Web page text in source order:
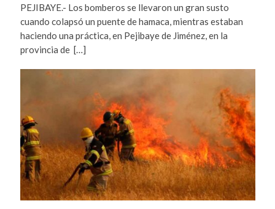
PEJIBAYE.- Los bomberos se llevaron un gran susto
cuando colapsó un puente de hamaca, mientras estaban
haciendo una práctica, en Pejibaye de Jiménez, en la
provincia de […]